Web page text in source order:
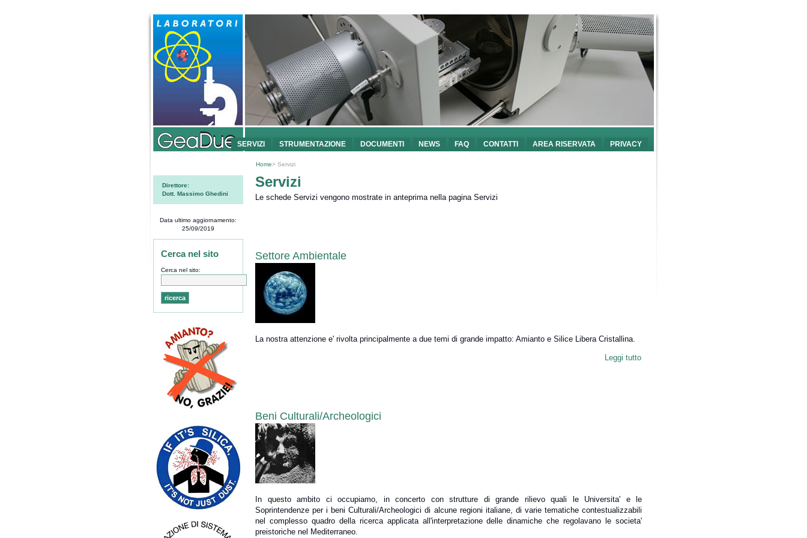
SERVIZI STRUMENTAZIONE DOCUMENTI NEWS FAQ CONTATTI AREA RISERVATA PRIVACY
Home> Servizi
Direttore:
Dott. Massimo Ghedini
Data ultimo aggiornamento:
25/09/2019
Cerca nel sito
Cerca nel sito:
Servizi
Le schede Servizi vengono mostrate in anteprima nella pagina Servizi
Settore Ambientale
La nostra attenzione e' rivolta principalmente a due temi di grande impatto: Amianto e Silice Libera Cristallina.
Leggi tutto
Beni Culturali/Archeologici
In questo ambito ci occupiamo, in concerto con strutture di grande rilievo quali le Universita' e le
Soprintendenze per i beni Culturali/Archeologici di alcune regioni italiane, di varie tematiche contestualizzabili
nel complesso quadro della ricerca applicata all'interpretazione delle dinamiche che regolavano le societa'
preistoriche nel Mediterraneo.